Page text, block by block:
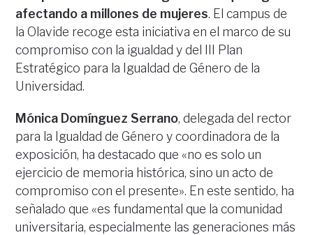
afectando a millones de mujeres. El campus de
la Olavide recoge esta iniciativa en el marco de su
compromiso con la igualdad y del III Plan
Estratégico para la Igualdad de Género de la
Universidad.
Mónica Domínguez Serrano, delegada del rector
para la Igualdad de Género y coordinadora de la
exposición, ha destacado que «no es solo un
ejercicio de memoria histórica, sino un acto de
compromiso con el presente». En este sentido, ha
señalado que «es fundamental que la comunidad
universitaria, especialmente las generaciones más